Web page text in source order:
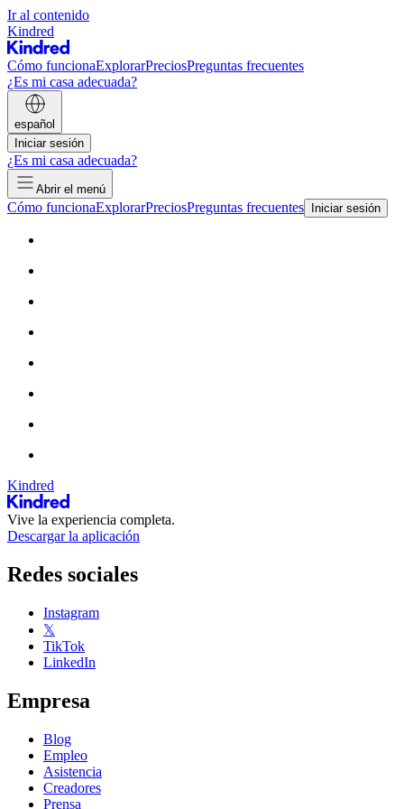
Ir al contenido
Kindred
Cómo funcionaExplorarPreciosPreguntas frecuentes
¿Es mi casa adecuada?
español
Iniciar sesión
¿Es mi casa adecuada?
Abrir el menú
Cómo funcionaExplorarPreciosPreguntas frecuentes Iniciar sesión
Kindred
Vive la experiencia completa.
Descargar la aplicación
Redes sociales
Instagram
𝕏
TikTok
LinkedIn
Empresa
Blog
Empleo
Asistencia
Creadores
Prensa